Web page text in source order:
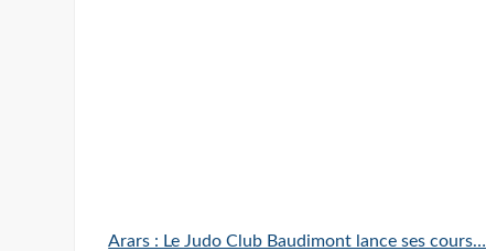
Arars : Le Judo Club Baudimont lance ses cours…